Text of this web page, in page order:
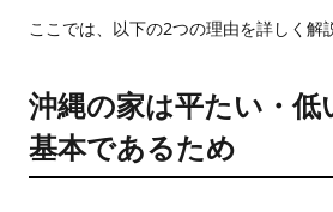
ここでは、以下の2つの理由を詳しく解
沖縄の家は平たい・
基本であるため